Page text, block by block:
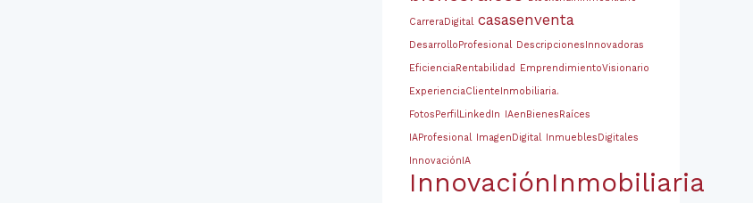
CarreraDigital casasenventa
DesarrolloProfesional DescripcionesInnovadoras
EficienciaRentabilidad EmprendimientoVisionario
ExperienciaClienteInmobiliaria.
FotosPerfilLinkedIn IAenBienesRaíces
IAProfesional ImagenDigital InmueblesDigitales
InnovaciónIA
InnovaciónInmobiliaria